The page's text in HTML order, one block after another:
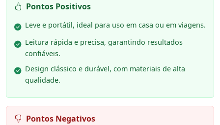
Pontos Positivos
Leve e portátil, ideal para uso em casa ou em viagens.
Leitura rápida e precisa, garantindo resultados
confiáveis.
Design clássico e durável, com materiais de alta
qualidade.
Pontos Negativos